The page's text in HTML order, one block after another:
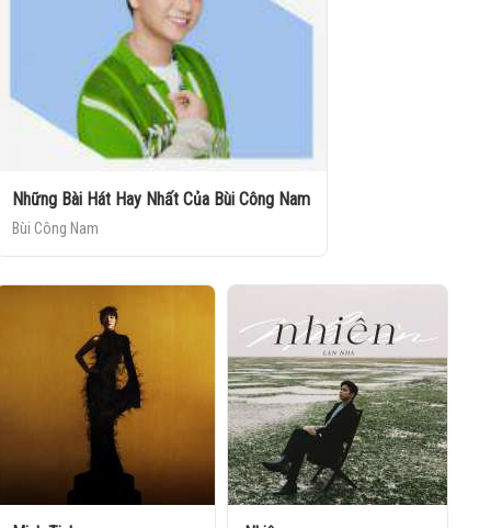
Những Bài Hát Hay Nhất Của Bùi Công Nam
Bùi Công Nam